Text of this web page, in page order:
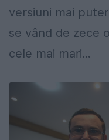
versiuni mai
se vând de zece
cele mai mari...